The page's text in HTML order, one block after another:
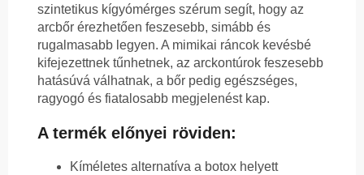
szintetikus kígyómérges szérum segít, hogy az
arcbőr érezhetően feszesebb, simább és
rugalmasabb legyen. A mimikai ráncok kevésbé
kifejezettnek tűnhetnek, az arckontúrok feszesebb
hatásúvá válhatnak, a bőr pedig egészséges,
ragyogó és fiatalosabb megjelenést kap.
A termék előnyei röviden:
Kíméletes alternatíva a botox helyett